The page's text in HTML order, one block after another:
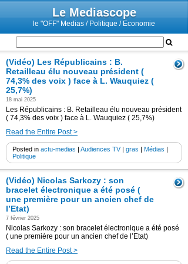
Le Mediascope
le "OFF" Medias / Politique / Economie
(Vidéo) Les Républicains : B.
Retailleau élu nouveau président (
74,3% des voix ) face à L. Wauquiez (
25,7%)
18 mai 2025
Les Républicains : B. Retailleau élu nouveau président
( 74,3% des voix ) face à L. Wauquiez ( 25,7%)
Read the Entire Post >
Posted in actu-medias | Audiences TV| gras | Médias |
Politique
(Vidéo) Nicolas Sarkozy : son
bracelet électronique a été posé (
une première pour un ancien chef de
l’Etat)
7 février 2025
Nicolas Sarkozy : son bracelet électronique a été posé
( une première pour un ancien chef de l’Etat)
Read the Entire Post >